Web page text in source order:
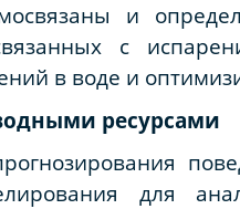
и
с
в воде и
ресурсами
для